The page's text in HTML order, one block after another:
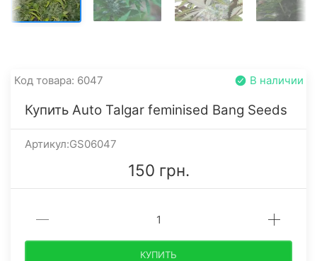
Код товара: 6047 В наличии
Купить Auto Talgar feminised Bang Seeds
Артикул:GS06047
150 грн.
КУПИТЬ